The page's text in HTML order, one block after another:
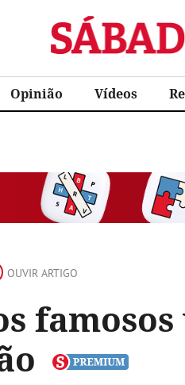
Sábado
Opinião Vídeos
OUVIR ARTIGO